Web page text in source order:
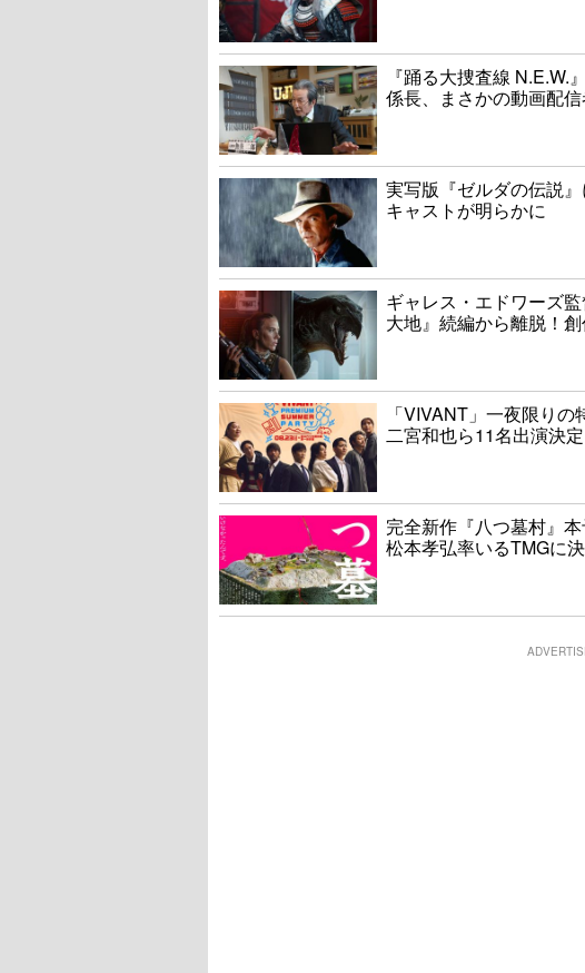
『踊る大捜査線
係長、まさかの動画配
実写版『ゼルダの伝説
キャストが明らかに
ギャレス・エドワーズ
大地』続編から離脱！
「VIVANT」一夜限り
二宮和也ら11名出演決定
完全新作『八つ墓村』
松本孝弘率いるTMGに